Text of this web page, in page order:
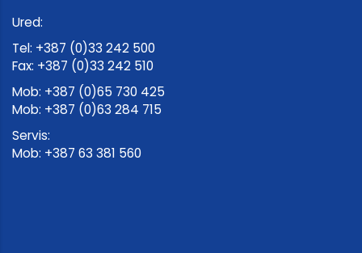
Ured:
Tel: +387 (0)33 242 500
Fax: +387 (0)33 242 510
Mob: +387 (0)65 730 425
Mob: +387 (0)63 284 715
Servis:
Mob: +387 63 381 560